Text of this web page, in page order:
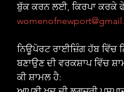
ਬੁੱਕ ਕਰਨ ਲਈ, ਕਿਰਪਾ ਕਰਕੇ
ਨਿਊਪੋਰਟ ਰਾਈਜ਼ਿੰਗ ਹੱਬ ਵਿੱਚ
ਬਣਾਉਣ ਦੀ ਵਰਕਸ਼ਾਪ ਵਿੱਚ
ਕੀ ਸ਼ਾਮਲ ਹੈ: